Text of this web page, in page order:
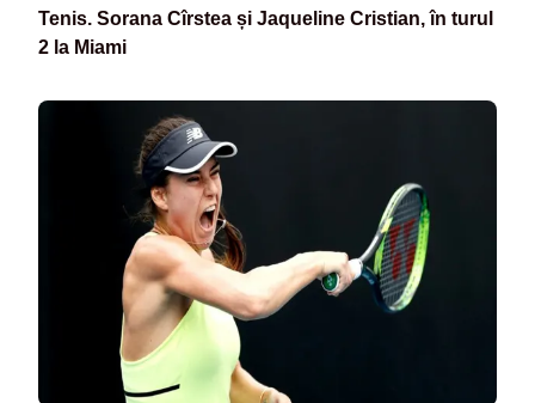
Tenis. Sorana Cîrstea și Jaqueline Cristian, în turul
2 la Miami